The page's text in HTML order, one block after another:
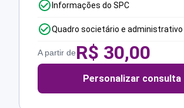
Informações do SPC
Quadro societário e administrativo
A partir deR$ 30,00
Personalizar consulta